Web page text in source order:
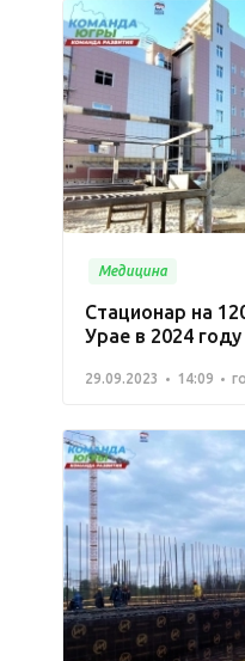
Медицина
Стационар на
Урае в 2024 году
29.09.2023 14:09